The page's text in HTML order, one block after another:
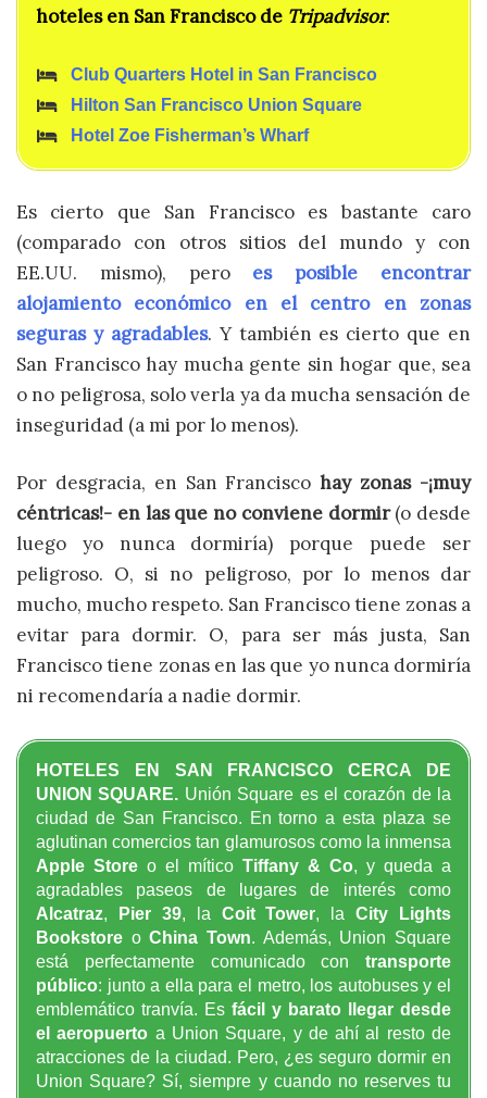
hoteles en San Francisco de Tripadvisor:
Club Quarters Hotel in San Francisco
Hilton San Francisco Union Square
Hotel Zoe Fisherman’s Wharf
Es cierto que San Francisco es bastante caro
(comparado con otros sitios del mundo y con
EE.UU. mismo), pero es posible encontrar
alojamiento económico en el centro en zonas
seguras y agradables. Y también es cierto que en
San Francisco hay mucha gente sin hogar que, sea
o no peligrosa, solo verla ya da mucha sensación de
inseguridad (a mi por lo menos).
Por desgracia, en San Franciscohay zonas -¡muy
céntricas!- en las que no conviene dormir(o desde
luego yo nunca dormiría) porque puede ser
peligroso. O, si no peligroso, por lo menos dar
mucho, mucho respeto. San Francisco tiene zonas a
evitar para dormir. O, para ser más justa, San
Francisco tiene zonas en las que yo nunca dormiría
ni recomendaría a nadie dormir.
HOTELES EN SAN FRANCISCO CERCA DE
UNION SQUARE. Unión Square es el corazón de la
ciudad de San Francisco. En torno a esta plaza se
aglutinan comercios tan glamurosos como la inmensa
Apple Store o el mítico Tiffany & Co, y queda a
agradables paseos de lugares de interés como
Alcatraz, Pier 39, la Coit Tower, laCity Lights
Bookstore oChina Town. Además, Union Square
está perfectamente comunicado con transporte
público: junto a ella para el metro, los autobuses y el
emblemático tranvía. Es fácil y barato llegar desde
el aeropuerto a Union Square, y de ahí al resto de
atracciones de la ciudad. Pero, ¿es seguro dormir en
Union Square? Sí, siempre y cuando no reserves tu